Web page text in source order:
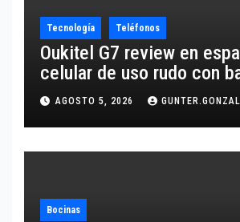
Tecnología Teléfonos
Oukitel G7 review en
celular de uso rudo con
10,600 mAh
AGOSTO 5, 2026
Bocinas